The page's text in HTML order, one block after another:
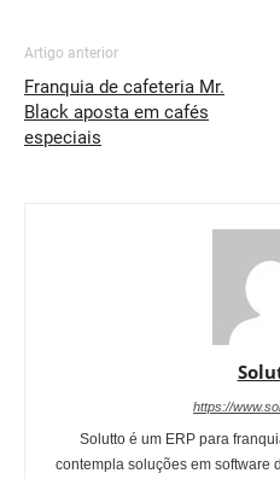
Artigo anterior
Franquia de cafeteria Mr.
Black aposta em cafés
especiais
https://
Solutto é um ERP para
contempla soluções em software